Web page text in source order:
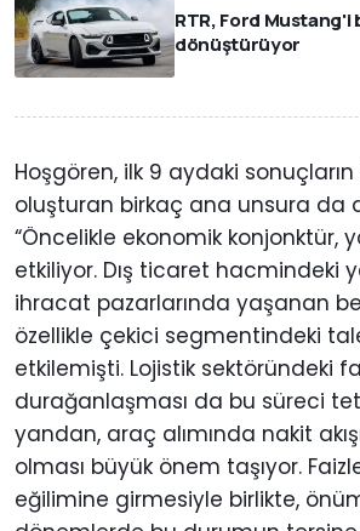
RTR, Ford
dönüştürüyor
Hoşgören, ilk 9 aydaki
oluşturan birkaç ana unsura da
“Öncelikle ekonomik konjonktür,
etkiliyor. Dış ticaret hacmindeki
ihracat pazarlarında yaşanan
özellikle çekici segmentindeki
etkilemişti. Lojistik sektöründeki
durağanlaşması da bu süreci
yandan, araç alımında nakit
olması büyük önem taşıyor.
eğilimine girmesiyle birlikte,